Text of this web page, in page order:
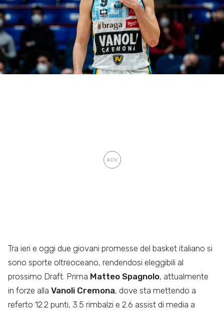
Tra ieri e oggi due giovani promesse del basket italiano si
sono sporte oltreoceano, rendendosi eleggibili al
prossimo Draft. Prima Matteo Spagnolo, attualmente
in forze alla Vanoli Cremona, dove sta mettendo a
referto 12.2 punti, 3.5 rimbalzi e 2.6 assist di media a